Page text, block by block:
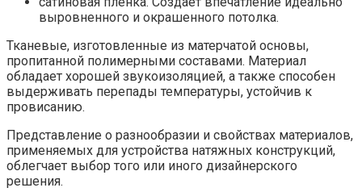
выровненного и окрашенного потолка.
Тканевые, изготовленные из матерчатой основы,
пропитанной полимерными составами. Материал
обладает хорошей звукоизоляцией, а также способен
выдерживать перепады температуры, устойчив к
провисанию.
Представление о разнообразии и свойствах материалов,
применяемых для устройства натяжных конструкций,
облегчает выбор того или иного дизайнерского
решения.